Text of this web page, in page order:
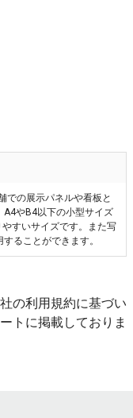
での展示パネルや看板と
A4やB4以下の小型サイズ
すいサイズです。また写
ることができます。
の利用規約に基づい
トに掲載しておりま